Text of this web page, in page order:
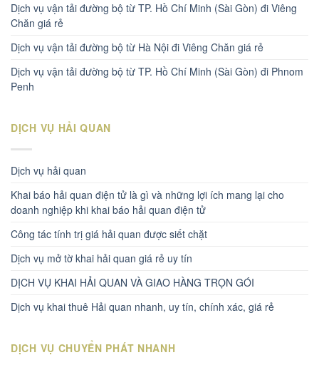
Dịch vụ vận tải đường bộ từ TP. Hồ Chí Minh (Sài Gòn) đi Viêng
Chăn giá rẻ
Dịch vụ vận tải đường bộ từ Hà Nội đi Viêng Chăn giá rẻ
Dịch vụ vận tải đường bộ từ TP. Hồ Chí Minh (Sài Gòn) đi Phnom
Penh
DỊCH VỤ HẢI QUAN
Dịch vụ hải quan
Khai báo hải quan điện tử là gì và những lợi ích mang lại cho
doanh nghiệp khi khai báo hải quan điện tử
Công tác tính trị giá hải quan được siết chặt
Dịch vụ mở tờ khai hải quan giá rẻ uy tín
DỊCH VỤ KHAI HẢI QUAN VÀ GIAO HÀNG TRỌN GÓI
Dịch vụ khai thuê Hải quan nhanh, uy tín, chính xác, giá rẻ
DỊCH VỤ CHUYỂN PHÁT NHANH